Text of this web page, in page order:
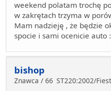
weekend polatam trochę
w zakrętach trzyma w
Mam nadzieję , że będzie
spocie i sami ocenicie auto
bishop
Znawca / 66 ST220:2002/